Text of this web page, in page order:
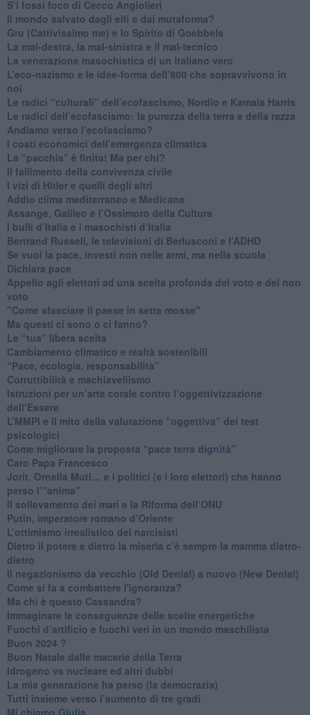
S’i fossi foco di Cecco Angiolieri
​Il mondo salvato dagli elfi e dai mutaforma?
Gru (Cattivissimo me) e lo Spirito di Goebbels
​La mal-destra, la mal-sinistra e il mal-tecnico
​La venerazione masochistica di un italiano vero
​L’eco-nazismo e le idee-forma dell’800 che sopravvivono in
noi
​Le radici “culturali” dell’ecofascismo, Nordio e Kamala Harris
Le radici dell’ecofascismo: la purezza della terra e della razza
Andiamo verso l’ecofascismo?
I costi economici dell’emergenza climatica
​La “pacchia” è finita! Ma per chi?
​Il fallimento della convivenza civile
​I vizi di Hitler e quelli degli altri
Addio clima mediterraneo e Medicane
​Assange, Galileo e l’Ossimoro della Cultura
​I bulli d’Italia e i masochisti d’Italia
​Bertrand Russell, le televisioni di Berlusconi e l’ADHD
​Se vuoi la pace, investi non nelle armi, ma nella scuola
​Dichiara pace
​Appello agli elettori ad una scelta profonda del voto e del non
voto
"Come sfasciare il paese in sette mosse"
​Ma questi ci sono o ci fanno?
​Le “tua” libera scelta
Cambiamento climatico e realtà sostenibili
“Pace, ecologia, responsabilità”
​Corruttibilità e machiavellismo
Istruzioni per un’arte corale contro l’oggettivizzazione
dell’Essere
​L’MMPI e il mito della valutazione “oggettiva” dei test
psicologici
Come migliorare la proposta “pace terra dignità”
Caro Papa Francesco
​Jorit, Ornella Muti… e i politici (e i loro elettori) che hanno
perso l’”anima”
​Il sollevamento dei mari e la Riforma dell’ONU
Putin, imperatore romano d’Oriente
​L’ottimismo irrealistico dei narcisisti
​Dietro il potere e dietro la miseria c’è sempre la mamma dietro-
dietro
Il negazionismo da vecchio (Old Denial) a nuovo (New Denial)
Come si fa a combattere l'ignoranza?
Ma chi è questo Cassandra?
Immaginare le conseguenze delle scelte energetiche
​Fuochi d’artificio e fuochi veri in un mondo maschilista
Buon 2024 ?
​Buon Natale dalle macerie della Terra
​Idrogeno vs nucleare ed altri dubbi
​La mia generazione ha perso (la democrazia)
​Tutti insieme verso l’aumento di tre gradi
Mi chiamo Giulia